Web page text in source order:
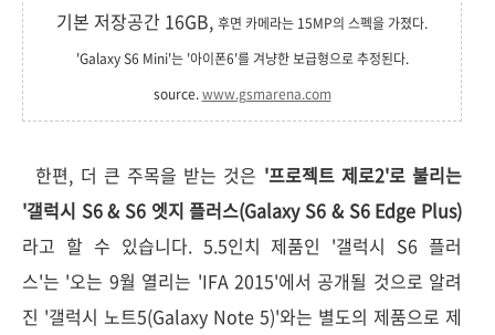
기본 저장공간 16GB, 후면 카메라는 15MP의 스펙을 가졌다.
'Galaxy S6 Mini'는 '아이폰6'를 겨냥한 보급형으로 추정된다.
source.www.gsmarena.com
한편, 더 큰 주목을 받는 것은 '프로젝트 제로2'로 불리는
'갤럭시 S6 & S6 엣지 플러스(Galaxy S6 & S6 Edge Plus)
라고 할 수 있습니다. 5.5인치 제품인 '갤럭시 S6 플러
스'는 '오는 9월 열리는 'IFA 2015'에서 공개될 것으로 알려
진 '갤럭시 노트5(Galaxy Note 5)'와는 별도의 제품으로 제